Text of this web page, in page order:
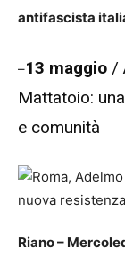
antifascista
–13 maggio /
Mattatoio:
e comunità
Riano –